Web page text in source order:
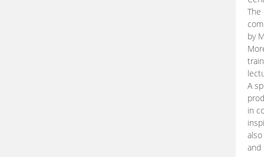
The
by
A
in
and